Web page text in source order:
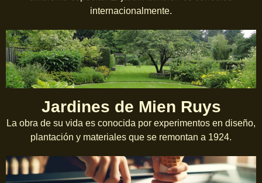
internacionalmente.
Jardines de Mien Ruys
La obra de su vida es conocida por experimentos en diseño,
plantación y materiales que se remontan a 1924.